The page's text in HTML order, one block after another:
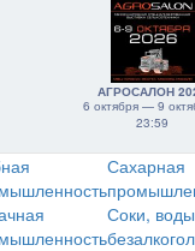
АГРОСАЛОН
6 октября — 9
23:59
Сахарная
Соки,